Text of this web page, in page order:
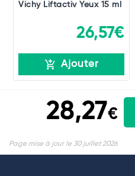
Vichy Liftactiv Yeux 15 ml
26,57€
Ajouter
28,27€
Page mise à jour le 30 juillet 2026